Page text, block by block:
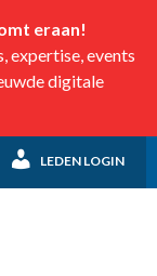
eraan!
expertise, events
digitale
LEDEN LOGIN